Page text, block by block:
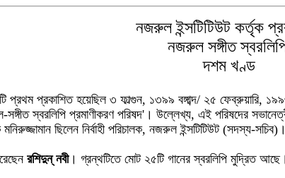
নজরুল ইন্সটিটিউট কর্তৃক
নজরুল সঙ্গীত
দশম খণ্ড
প্রকাশিত হয়েছিল ৩ ফাল্গুন, ১৩৯৯ বঙ্গাব্দ/ ২৫ ফেব্রুয়ারি,
স্বরলিপি প্রমাণীকরণ পরিষদ'। উল্লেখ্য, এই পরিষদের
ছিলেন নির্বাহী পরিচালক, নজরুল ইন্সটিটিউট (সদস্য-সচিব)।
রশিদুন্ নবী। গ্রন্থটিতে মোট ২৫টি গানের স্বরলিপি মুদ্রিত